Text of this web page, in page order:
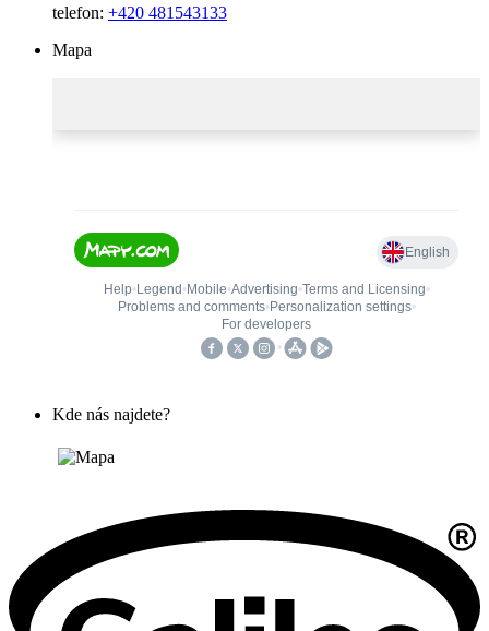
telefon: +420 481543133
Mapa
Kde nás najdete?